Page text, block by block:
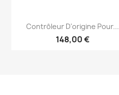
Aperçu rapide
Contrôleur D'origine Pour...
148,00 €